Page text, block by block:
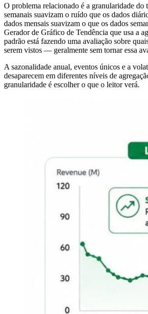
O problema relacionado é a granularidade do
semanais suavizam o ruído que os dados
dados mensais suavizam o que os dados
Gerador de Gráfico de Tendência que usa a
padrão está fazendo uma avaliação sobre
serem vistos — geralmente sem tornar essa
A sazonalidade anual, eventos únicos e a
desaparecem em diferentes níveis de
granularidade é escolher o que o leitor verá.